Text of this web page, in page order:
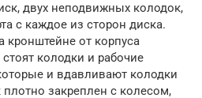
двух неподвижных колодок,
с каждое из сторон диска.
кронштейне от корпуса
колодки и рабочие
и вдавливают колодки
закреплен с колесом,